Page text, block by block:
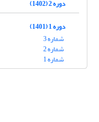
دوره 2 (1402)
دوره 1 (1401)
شماره 3
شماره 2
شماره 1